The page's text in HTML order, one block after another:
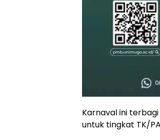
Karnaval ini
untuk tingkat TK/